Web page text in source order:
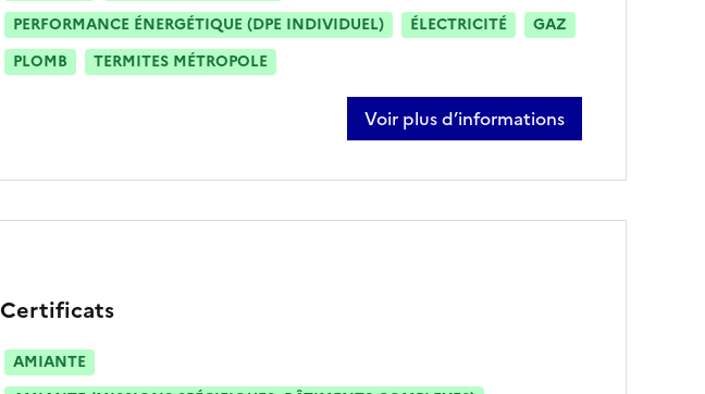
PERFORMANCE ÉNERGÉTIQUE (DPE INDIVIDUEL)
ÉLECTRICITÉ
GAZ
PLOMB
TERMITES MÉTROPOLE
Voir plus d’informations
sur françois morin
Certificats
AMIANTE